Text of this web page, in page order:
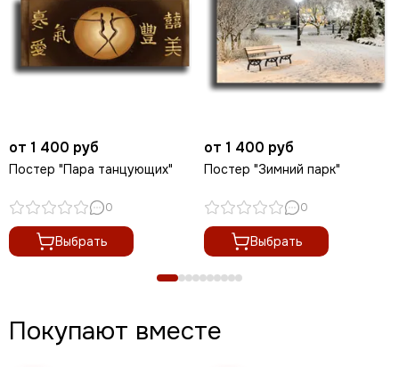
от 1 400 руб
Постер "Пара танцующих"
0
Выбрать
от 1 400 руб
Постер "Зимний парк"
0
Выбрать
Покупают вместе